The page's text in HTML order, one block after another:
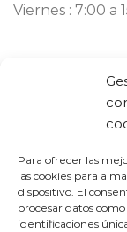
Para ofrecer las
las cookies para
dispositivo. El
procesar datos
identificaciones
Viernes : 7:00 a
Llámanos